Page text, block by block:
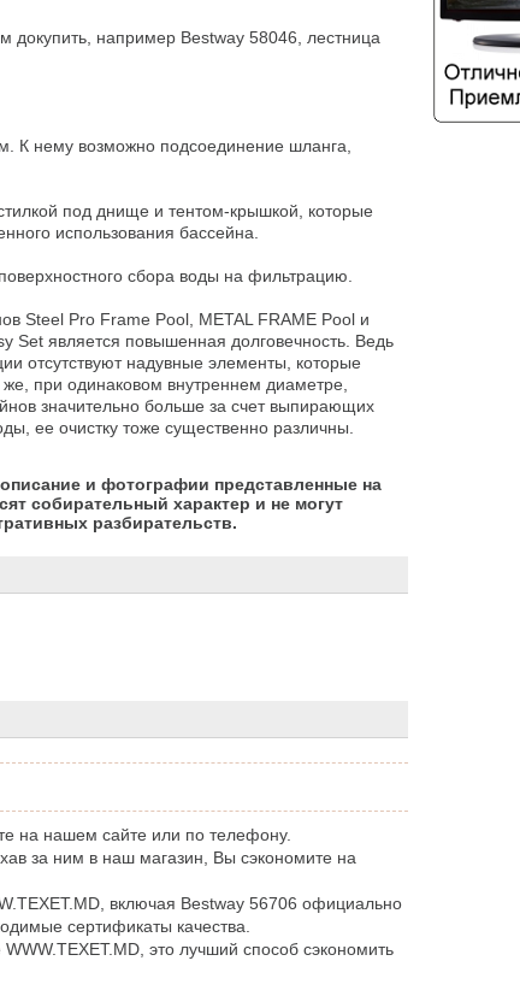
например Bestway 58046, лестница
нему возможно подсоединение шланга,
под днище и тентом-крышкой, которые
использования бассейна.
сбора воды на фильтрацию.
Steel Pro Frame Pool, METAL FRAME Pool и
Set является повышенная долговечность. Ведь
отсутствуют надувные элементы, которые
при одинаковом внутреннем диаметре,
значительно больше за счет выпирающих
ее очистку тоже существенно различны.
и фотографии представленные на
собирательный характер и не могут
разбирательств.
на нашем сайте или по телефону.
за ним в наш магазин, Вы сэкономите на
включая Bestway 56706 официально
сертификаты качества.
это лучший способ сэкономить